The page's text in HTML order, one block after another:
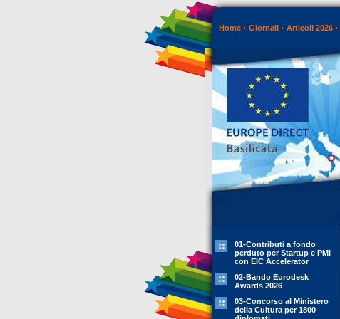
Home Giornali Articoli 2026
01-Contributi a fondo
perduto per Startup e PMI
con EIC Accelerator
02-Bando Eurodesk
Awards 2026
03-Concorso al Ministero
della Cultura per 1800